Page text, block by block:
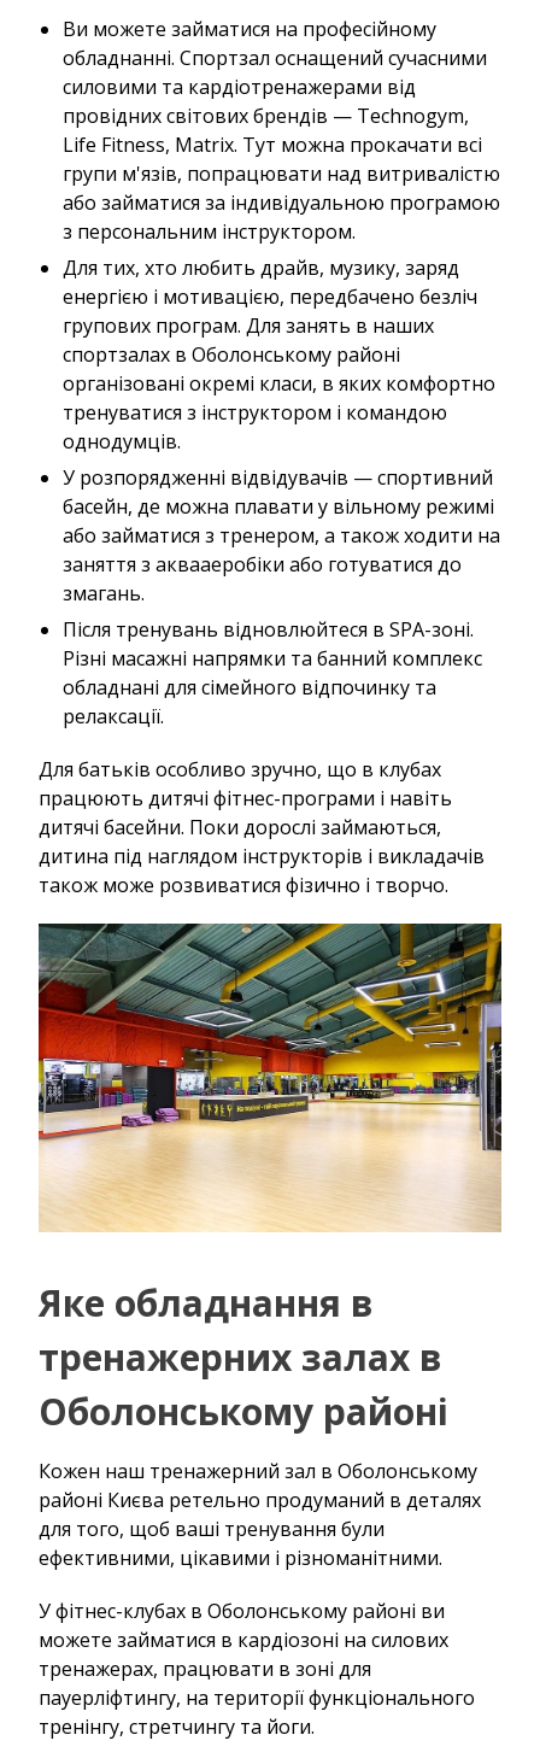
Ви можете займатися на професійному
обладнанні. Спортзал оснащений сучасними
силовими та кардіотренажерами від
провідних світових брендів — Technogym,
Life Fitness, Matrix. Тут можна прокачати всі
групи м'язів, попрацювати над витривалістю
або займатися за індивідуальною програмою
з персональним інструктором.
Для тих, хто любить драйв, музику, заряд
енергією і мотивацією, передбачено безліч
групових програм. Для занять в наших
спортзалах в Оболонському районі
організовані окремі класи, в яких комфортно
тренуватися з інструктором і командою
однодумців.
У розпорядженні відвідувачів — спортивний
басейн, де можна плавати у вільному режимі
або займатися з тренером, а також ходити на
заняття з аквааеробіки або готуватися до
змагань.
Після тренувань відновлюйтеся в SPA-зоні.
Різні масажні напрямки та банний комплекс
обладнані для сімейного відпочинку та
релаксації.
Для батьків особливо зручно, що в клубах
працюють дитячі фітнес-програми і навіть
дитячі басейни. Поки дорослі займаються,
дитина під наглядом інструкторів і викладачів
також може розвиватися фізично і творчо.
Яке обладнання в
тренажерних залах в
Оболонському районі
Кожен наш тренажерний зал в Оболонському
районі Києва ретельно продуманий в деталях
для того, щоб ваші тренування були
ефективними, цікавими і різноманітними.
У фітнес-клубах в Оболонському районі ви
можете займатися в кардіозоні на силових
тренажерах, працювати в зоні для
пауерліфтингу, на території функціонального
тренінгу, стретчингу та йоги.